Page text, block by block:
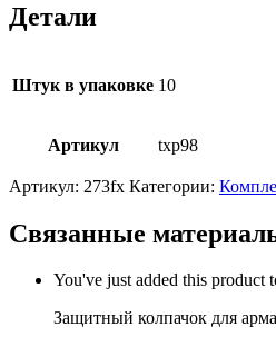
Детали
Штук в упаковке 10
Артикул txp98
Артикул: 273fx Категории:
Связанные
You've just added this product
Защитный колпачок для